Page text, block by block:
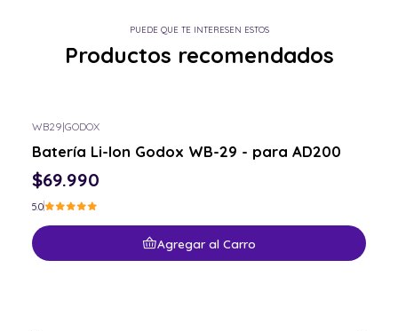
PUEDE QUE TE INTERESEN ESTOS
Productos recomendados
WB29|GODOX
Batería Li-Ion Godox WB-29 - para AD200
$69.990
5.0
Agregar al Carro